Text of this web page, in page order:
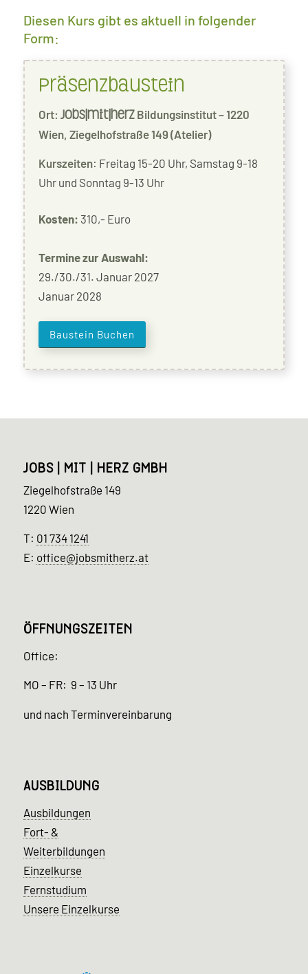
Diesen Kurs gibt es aktuell in folgender
Form:
Präsenzbaustein
Ort: jobs|mit|herzBildungsinstitut – 1220
Wien, Ziegelhofstraße 149 (Atelier)
Kurszeiten: Freitag 15-20 Uhr, Samstag 9-18
Uhr und Sonntag 9-13 Uhr
Kosten: 310,- Euro
Termine zur Auswahl:
29./30./31. Januar 2027
Januar 2028
Baustein Buchen
JOBS | MIT | HERZ GMBH
Ziegelhofstraße 149
1220 Wien
T: 01 734 1241
E: office@jobsmitherz.at
ÖFFNUNGSZEITEN
Office:
MO – FR: 9 – 13 Uhr
und nach Terminvereinbarung
AUSBILDUNG
Ausbildungen
Fort- &
Weiterbildungen
Einzelkurse
Fernstudium
Unsere Einzelkurse